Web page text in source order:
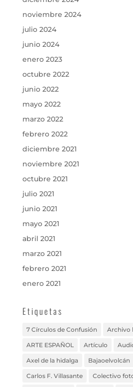
noviembre 2024
julio 2024
junio 2024
enero 2023
octubre 2022
junio 2022
mayo 2022
marzo 2022
febrero 2022
diciembre 2021
noviembre 2021
octubre 2021
julio 2021
junio 2021
mayo 2021
abril 2021
marzo 2021
febrero 2021
enero 2021
Etiquetas
7 Círculos de Confusión Archivo
ARTE ESPAÑOL Artículo
Axel de la hidalga Bajaoelvolcán
Carlos F. Villasante Colectivo